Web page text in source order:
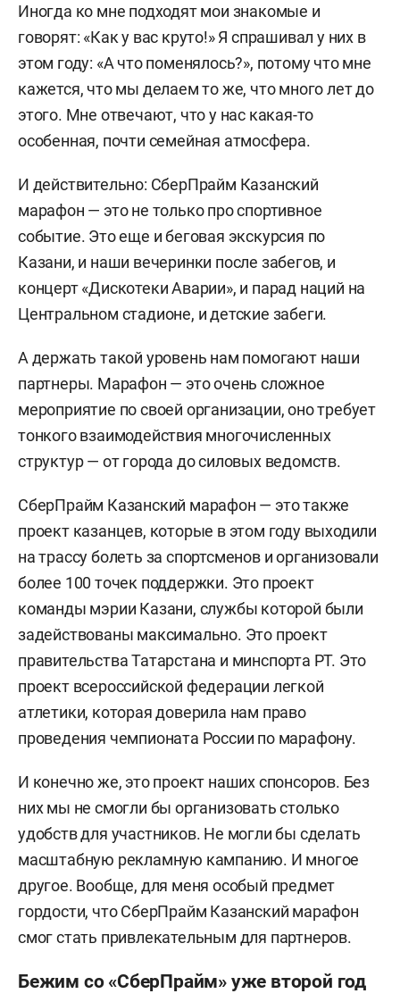
Иногда ко мне подходят мои знакомые и
говорят: «Как у вас круто!» Я спрашивал у них в
этом году: «А что поменялось?», потому что мне
кажется, что мы делаем то же, что много лет до
этого. Мне отвечают, что у нас какая-то
особенная, почти семейная атмосфера.
И действительно: СберПрайм Казанский
марафон — это не только про спортивное
событие. Это еще и беговая экскурсия по
Казани, и наши вечеринки после забегов, и
концерт «Дискотеки Аварии», и парад наций на
Центральном стадионе, и детские забеги.
А держать такой уровень нам помогают наши
партнеры. Марафон — это очень сложное
мероприятие по своей организации, оно требует
тонкого взаимодействия многочисленных
структур — от города до силовых ведомств.
СберПрайм Казанский марафон — это также
проект казанцев, которые в этом году выходили
на трассу болеть за спортсменов и организовали
более 100 точек поддержки. Это проект
команды мэрии Казани, службы которой были
задействованы максимально. Это проект
правительства Татарстана и минспорта РТ. Это
проект всероссийской федерации легкой
атлетики, которая доверила нам право
проведения чемпионата России по марафону.
И конечно же, это проект наших спонсоров. Без
них мы не смогли бы организовать столько
удобств для участников. Не могли бы сделать
масштабную рекламную кампанию. И многое
другое. Вообще, для меня особый предмет
гордости, что СберПрайм Казанский марафон
смог стать привлекательным для партнеров.
Бежим со «СберПрайм» уже второй год